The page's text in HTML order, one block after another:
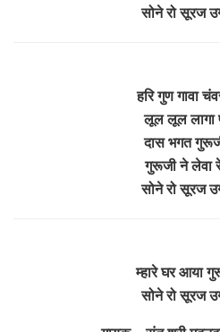
सोने रो सूरज
हरि गुण गावा
लूल लूल लागा
दास भगत
गुरूजी ने लेवा
सोने रो सूरज
म्हारे घर आया
सोने रो सूरज